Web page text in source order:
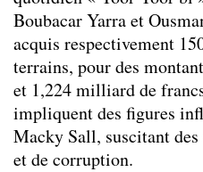
Boubacar Yarra et
acquis respectivement
terrains, pour des
et 1,224 milliard de
impliquent des figures
Macky Sall, suscitant
et de corruption.